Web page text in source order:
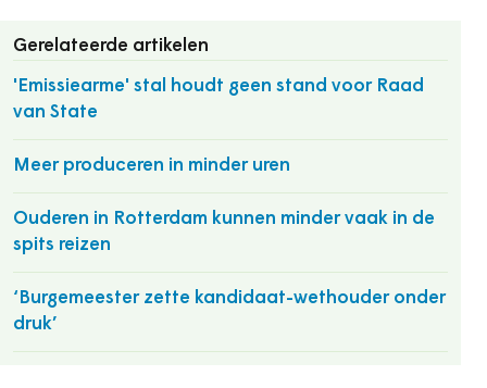
Gerelateerde artikelen
'Emissiearme' stal houdt geen stand voor Raad
van State
Meer produceren in minder uren
Ouderen in Rotterdam kunnen minder vaak in de
spits reizen
‘Burgemeester zette kandidaat-wethouder onder
druk’